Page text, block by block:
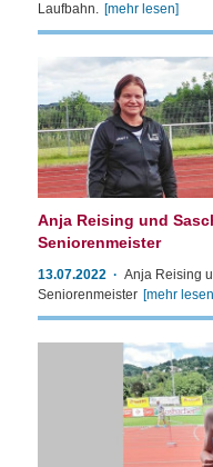
Laufbahn. [mehr lesen]
Anja Reising und
Seniorenmeister
13.07.2022
Anja Reising
Seniorenmeister [mehr